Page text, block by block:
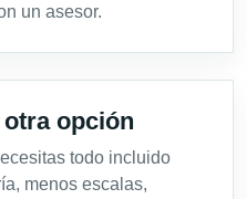
un asesor.
opción
todo incluido
menos escalas,